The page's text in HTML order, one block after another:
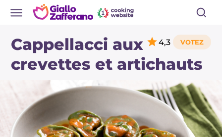
Cappellacci aux
crevettes et artichauts
4,3